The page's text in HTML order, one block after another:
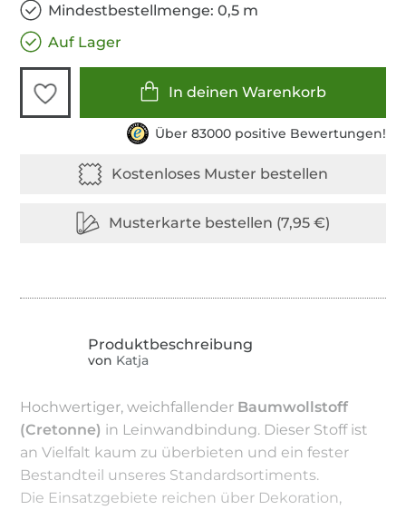
Mindestbestellmenge: 0,5 m
Auf Lager
In deinen Warenkorb
Über 83000 positive Bewertungen!
von Katja
Hochwertiger, weichfallender Baumwollstoff
(Cretonne) in Leinwandbindung. Dieser Stoff ist
an Vielfalt kaum zu überbieten und ein fester
Bestandteil unseres Standardsortiments.
Die Einsatzgebiete reichen über Dekoration,